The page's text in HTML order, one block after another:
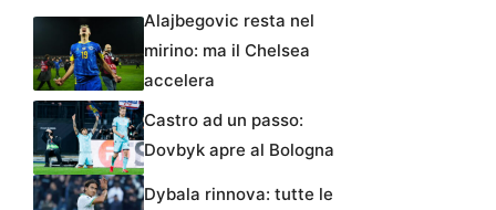
Alajbegovic resta nel
mirino: ma il Chelsea
accelera
Castro ad un passo:
Dovbyk apre al Bologna
Dybala rinnova: tutte le